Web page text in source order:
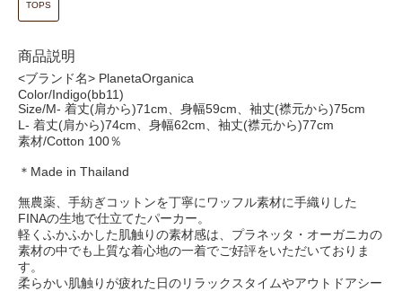
TOPS
商品説明
<ブランド名> PlanetaOrganica
Color/Indigo(bb11)
Size/M- 着丈(肩から)71cm、身幅59cm、袖丈(襟元から)75cm
L- 着丈(肩から)74cm、身幅62cm、袖丈(襟元から)77cm
素材/Cotton 100％
＊Made in Thailand
無農薬、手紡ぎコットンを丁寧にワッフル素材に手織りした
FINAの生地で仕立てたパーカー。
軽くふかふかした肌触りの素材感は、プラネッタ・オーガニカの
素材の中でも上質な着心地の一着でご好評をいただいておりま
す。
柔らかい肌触りが疲れた日のリラックスタイムやアウトドアシー